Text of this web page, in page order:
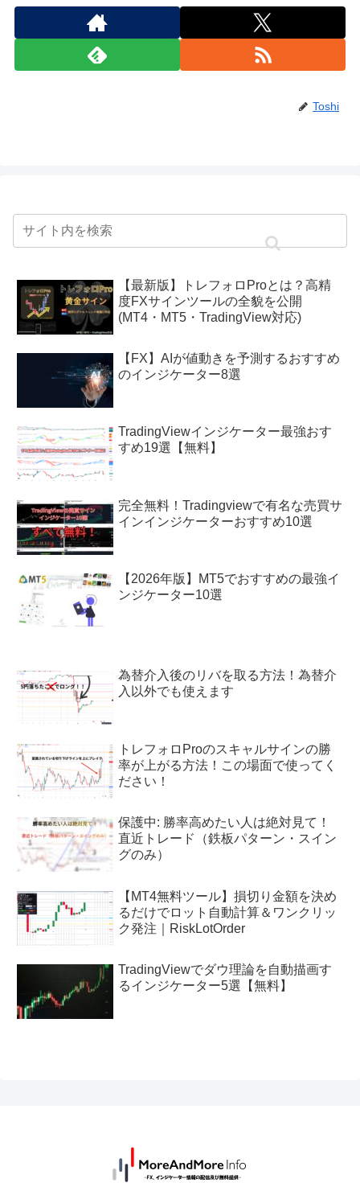
Toshi
【最新版】トレフォロProとは？高精
度FXサインツールの全貌を公開
(MT4・MT5・TradingView対応)
【FX】AIが値動きを予測するおすすめ
のインジケーター8選
TradingViewインジケーター最強おす
すめ19選【無料】
完全無料！Tradingviewで有名な売買サ
インインジケーターおすすめ10選
【2026年版】MT5でおすすめの最強イ
ンジケーター10選
為替介入後のリバを取る方法！為替介
入以外でも使えます
トレフォロProのスキャルサインの勝
率が上がる方法！この場面で使ってく
ださい！
保護中: 勝率高めたい人は絶対見て！
直近トレード（鉄板パターン・スイン
グのみ）
【MT4無料ツール】損切り金額を決め
るだけでロット自動計算＆ワンクリッ
ク発注｜RiskLotOrder
TradingViewでダウ理論を自動描画す
るインジケーター5選【無料】